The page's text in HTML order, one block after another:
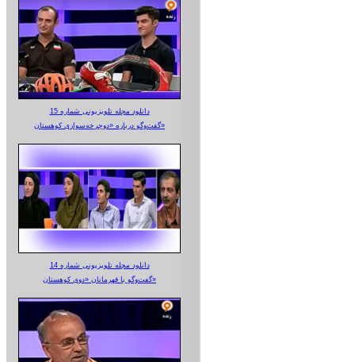
دانلود مجله تلویزیونی شماره 15
گفت‌وگو درباره «دوچرخه‌سواری کوهستان»
دانلود مجله تلویزیونی شماره 14
گفت‌وگو با قهرمانان «دوی کوهستان»